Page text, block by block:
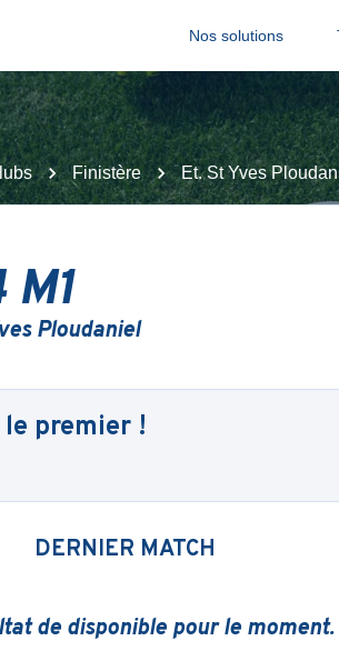
Nos solutions
Finistère Et. St Yves
M1
Ploudaniel
premier !
DERNIER MATCH
de disponible pour le